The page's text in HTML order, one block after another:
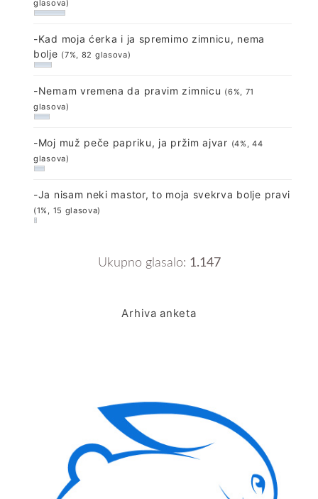
glasova)
-Kad moja ćerka i ja spremimo zimnicu, nema
bolje (7%, 82 glasova)
-Nemam vremena da pravim zimnicu (6%, 71
glasova)
-Moj muž peče papriku, ja pržim ajvar (4%, 44
glasova)
-Ja nisam neki mastor, to moja svekrva bolje pravi
(1%, 15 glasova)
Ukupno glasalo: 1.147
Arhiva anketa